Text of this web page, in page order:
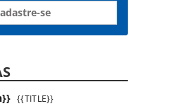
se
{{TITLE}}